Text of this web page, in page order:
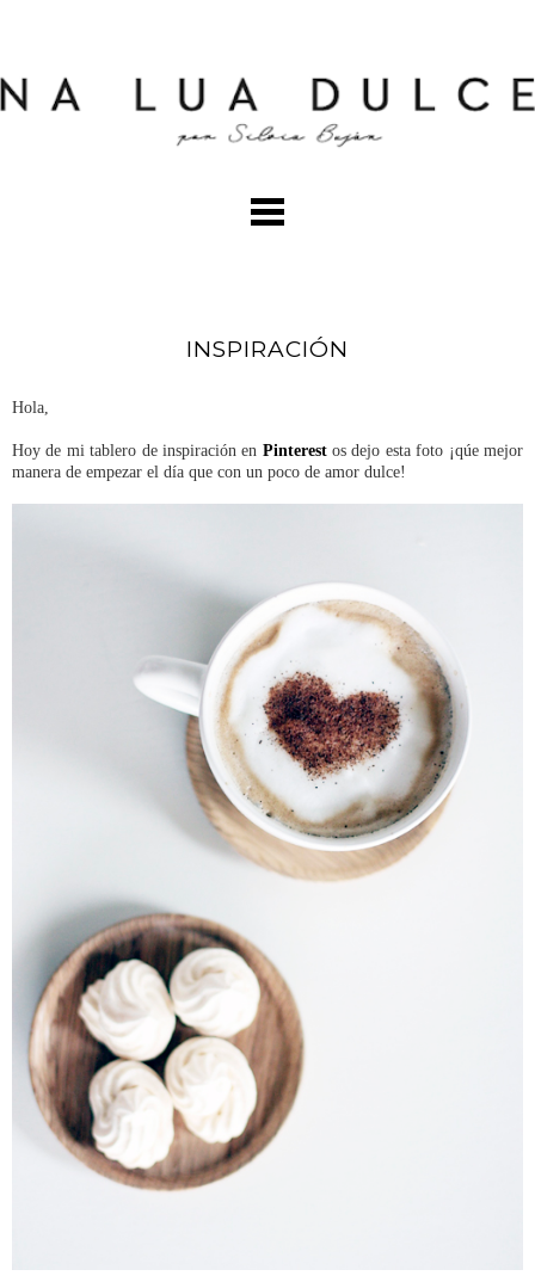
INSPIRACIÓN
Hola,
Hoy de mi tablero de inspiración en Pinterestos dejo esta foto ¡qúe mejor
manera de empezar el día que con un poco de amor dulce!